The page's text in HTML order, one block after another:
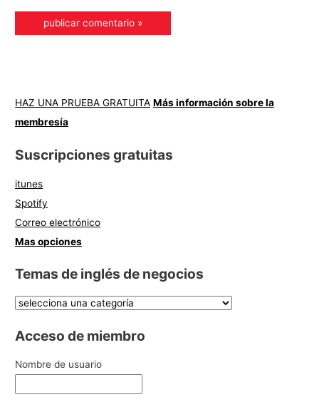
HAZ UNA PRUEBA GRATUITA Más información sobre la
membresía
Suscripciones gratuitas
itunes
Spotify
Correo electrónico
Mas opciones
Temas de inglés de negocios
Acceso de miembro
Nombre de usuario